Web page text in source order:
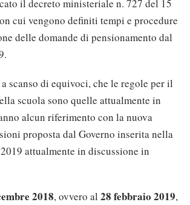
il decreto ministeriale n. 727 del 15
cui vengono definiti tempi e procedure
delle domande di pensionamento dal
scanso di equivoci, che le regole per il
scuola sono quelle attualmente in
alcun riferimento con la nuova
proposta dal Governo inserita nella
attualmente in discussione in
2018, ovvero al 28 febbraio 2019,